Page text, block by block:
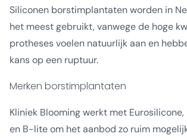
Siliconen borstimplantaten worden in
het meest gebruikt, vanwege de hoge
protheses voelen natuurlijk aan en
kans op een ruptuur.
Merken borstimplantaten
Kliniek Blooming werkt met Eurosilicone,
en B-lite om het aanbod zo ruim